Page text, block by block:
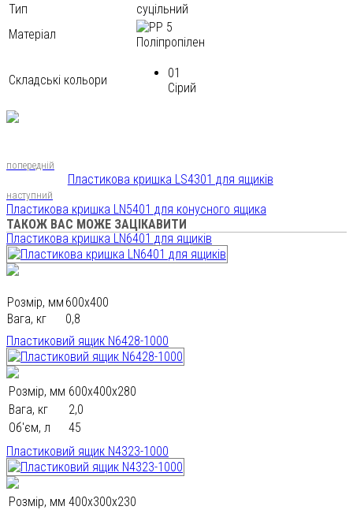
Тип
суцільний
Матеріал
Поліпропілен
Складські кольори
01
Сірий
попередній
Пластикова кришка LS4301 для ящиків
наступний
Пластикова кришка LN5401 для конусного ящика
ТАКОЖ ВАС МОЖЕ ЗАЦІКАВИТИ
Пластикова кришка LN6401 для ящиків
Розмір, мм 600х400
Вага, кг
0,8
Пластиковий ящик N6428-1000
Розмір, мм 600х400х280
Вага, кг
2,0
Об'єм, л
45
Пластиковий ящик N4323-1000
Розмір, мм 400х300х230